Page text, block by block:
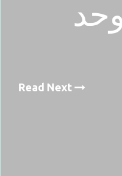
Read Next